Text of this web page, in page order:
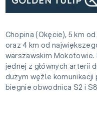
Chopina (Okęcie), 5 km
oraz 4 km od
warszawskim Mokotowie.
jednej z głównych arterii
dużym węźle
biegnie obwodnica S2 i